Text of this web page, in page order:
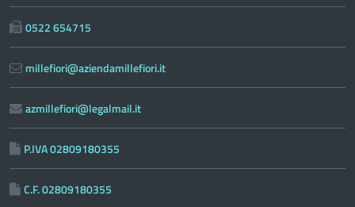
0522 654715
millefiori@aziendamillefiori.it
azmillefiori@legalmail.it
P.IVA 02809180355
C.F. 02809180355